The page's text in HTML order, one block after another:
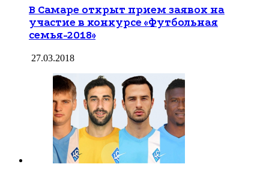
В Самаре открыт прием заявок на
участие в конкурсе «Футбольная
семья-2018»
27.03.2018